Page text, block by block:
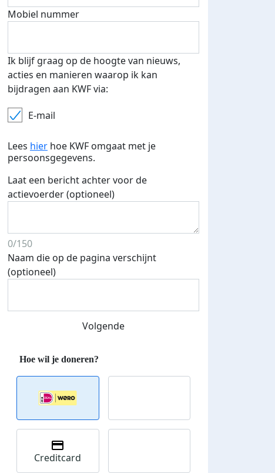
Mobiel nummer
Ik blijf graag op de hoogte van nieuws,
acties en manieren waarop ik kan
bijdragen aan KWF via:
E-mail
Lees hier hoe KWF omgaat met je
persoonsgegevens.
Laat een bericht achter voor de
actievoerder (optioneel)
0/150
Naam die op de pagina verschijnt
(optioneel)
Volgende
Creditcard